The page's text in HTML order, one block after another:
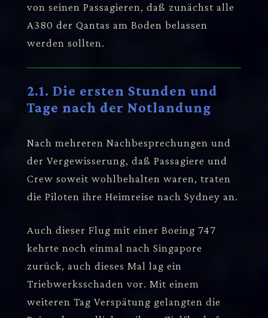
von seinen Passagieren, daß zunächst alle
A380 der Qantas am Boden belassen
werden sollten.
2.1. Die ersten Stunden und
Tage nach der Notlandung
Nach mehreren Nachbesprechungen und
der Vergewisserung, daß Passagiere und
Crew soweit wohlbehalten waren, traten
die Piloten ihre Heimreise nach Sydney an.
Auch dieser Flug mit einer Boeing 747
kehrte noch einmal nach Singapore
zurück, auch dieses Mal lag ein
Triebwerksschaden vor. Mit einem
weiteren Tag Verspätung gelangten die